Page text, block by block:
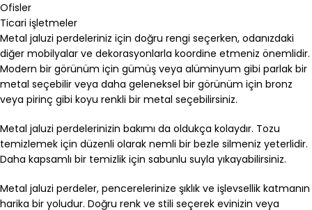
Ofisler
Ticari işletmeler
Metal jaluzi perdeleriniz için doğru rengi seçerken, odanızdaki
diğer mobilyalar ve dekorasyonlarla koordine etmeniz önemlidir.
Modern bir görünüm için gümüş veya alüminyum gibi parlak bir
metal seçebilir veya daha geleneksel bir görünüm için bronz
veya pirinç gibi koyu renkli bir metal seçebilirsiniz.
Metal jaluzi perdelerinizin bakımı da oldukça kolaydır. Tozu
temizlemek için düzenli olarak nemli bir bezle silmeniz yeterlidir.
Daha kapsamlı bir temizlik için sabunlu suyla yıkayabilirsiniz.
Metal jaluzi perdeler, pencerelerinize şıklık ve işlevsellik katmanın
harika bir yoludur. Doğru renk ve stili seçerek evinizin veya